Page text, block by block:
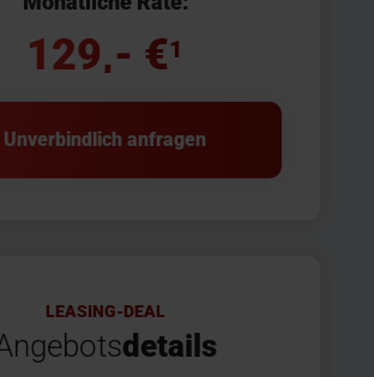
129,- €1
Unverbindlich anfragen
LEASING-DEAL
details